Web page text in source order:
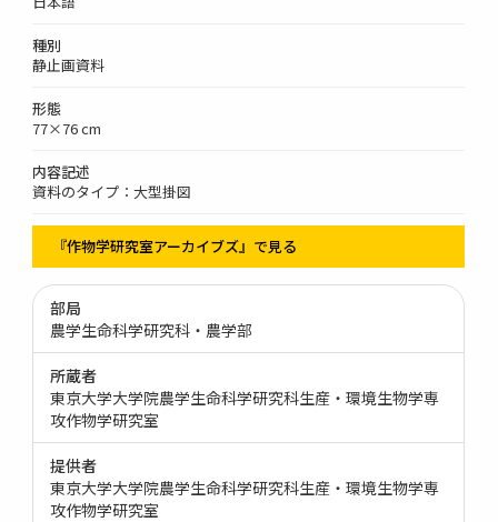
種別
静止画資料
形態
77×76 cm
内容記述
資料のタイプ：大型掛図
『作物学研究室アーカイブズ』で見る
部局
農学生命科学研究科・農学部
所蔵者
東京大学大学院農学生命科学研究科生産・環境生物学専
攻作物学研究室
提供者
東京大学大学院農学生命科学研究科生産・環境生物学専
攻作物学研究室